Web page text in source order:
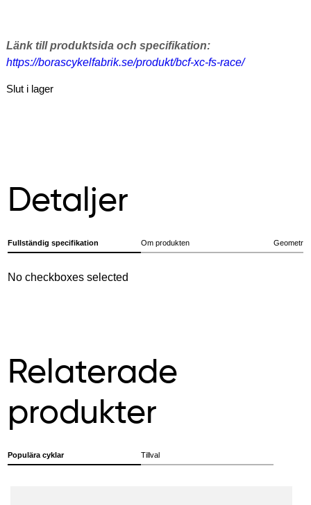
Länk till produktsida och specifikation:
https://borascykelfabrik.se/produkt/bcf-xc-fs-race/
Slut i lager
Detaljer
Fullständig specifikation Om produkten Geometri
No checkboxes selected
Relaterade
produkter
Populära cyklar Tillval